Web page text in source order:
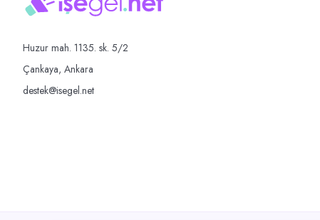
Huzur mah. 1135. sk. 5/2
Çankaya, Ankara
destek@isegel.net